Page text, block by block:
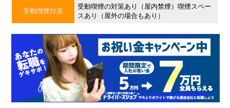
受動喫煙対策
受動喫煙の対策あり（屋内禁煙）喫煙スペー
スあり（屋外の場合もあり）